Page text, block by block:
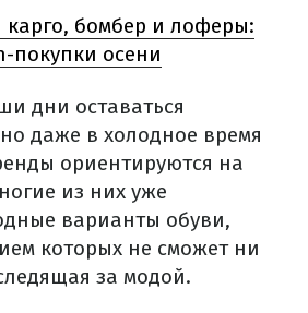
карго, бомбер и лоферы:
покупки осени
дни оставаться
даже в холодное время
ориентируются на
из них уже
варианты обуви,
которых не сможет ни
за модой.